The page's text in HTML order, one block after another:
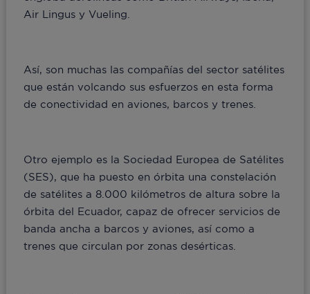
Air Lingus y Vueling.
Así, son muchas las compañías del sector satélites
que están volcando sus esfuerzos en esta forma
de conectividad en aviones, barcos y trenes.
Otro ejemplo es la Sociedad Europea de Satélites
(SES), que ha puesto en órbita una constelación
de satélites a 8.000 kilómetros de altura sobre la
órbita del Ecuador, capaz de ofrecer servicios de
banda ancha a barcos y aviones, así como a
trenes que circulan por zonas desérticas.